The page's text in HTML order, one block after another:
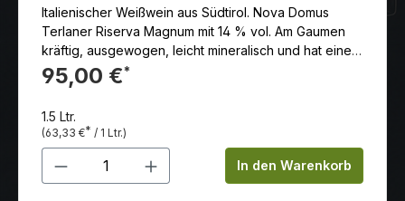
Italienischer Weißwein aus Südtirol. Nova Domus
Terlaner Riserva Magnum mit 14 % vol. Am Gaumen
kräftig, ausgewogen, leicht mineralisch und hat einen
subtilen und sehr feinen Geschmack.
95,00 €*
1.5 Ltr.
(63,33 €* / 1 Ltr.)
Produkt Anzahl: Gib denIn den Warenkorb